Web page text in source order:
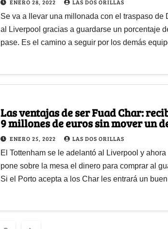
ENERO 28, 2022 LAS DOS ORILLAS
Se va a llevar una millonada con el traspaso de
al Liverpool gracias a guardarse un porcentaje
pase. Es el camino a seguir por los demás
Las ventajas de ser Fuad Char:
9 millones de euros sin mover un
ENERO 25, 2022 LAS DOS ORILLAS
El Tottenham se le adelantó al Liverpool y ahora
pone sobre la mesa el dinero para comprar al
Si el Porto acepta a los Char les entrará un